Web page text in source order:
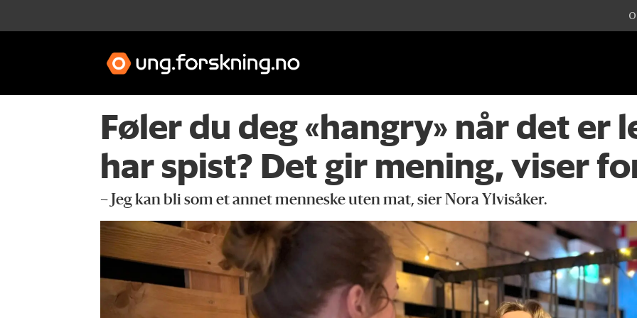
Føler du deg «hangry» når det er
har spist? Det gir mening, viser
– Jeg kan bli som et annet menneske uten mat, sier Nora Ylvisåker.